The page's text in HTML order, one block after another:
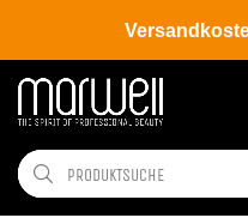
Shop Salon Umhänge |